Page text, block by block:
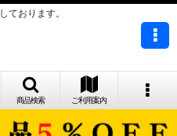
ております。
商品検索 ご利用案内